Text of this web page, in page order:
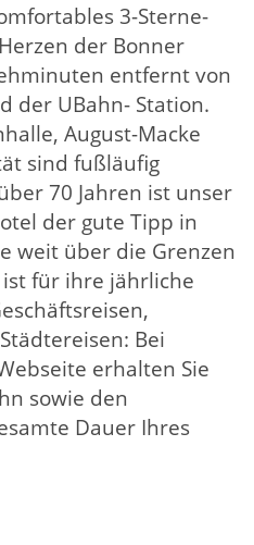
3-Sterne-
der Bonner
entfernt von
der UBahn- Station.
August-Macke
sind fußläufig
70 Jahren ist unser
der gute Tipp in
weit über die Grenzen
für ihre jährliche
Bei
erhalten Sie
sowie den
Dauer Ihres